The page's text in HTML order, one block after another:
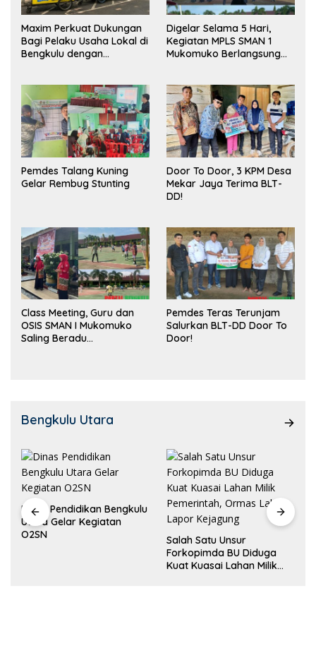
Maxim Perkuat Dukungan
Bagi Pelaku Usaha Lokal di
Bengkulu dengan
Pasar
Digelar Selama 5 Hari,
Kegiatan MPLS SMAN 1
Mukomuko Berlangsung
Pemdes Talang Kuning
Gelar Rembug Stunting
Door To Door, 3 KPM Desa
Mekar Jaya Terima BLT-
DD!
Class Meeting, Guru dan
OSIS SMAN I Mukomuko
Saling Beradu
Pemdes Teras Terunjam
Salurkan BLT-DD Door To
Door!
Bengkulu Utara
Dinas Pendidikan Bengkulu
Utara Gelar Kegiatan
O2SN
Salah Satu Unsur
Forkopimda BU Diduga
Kuat Kuasai Lahan Milik